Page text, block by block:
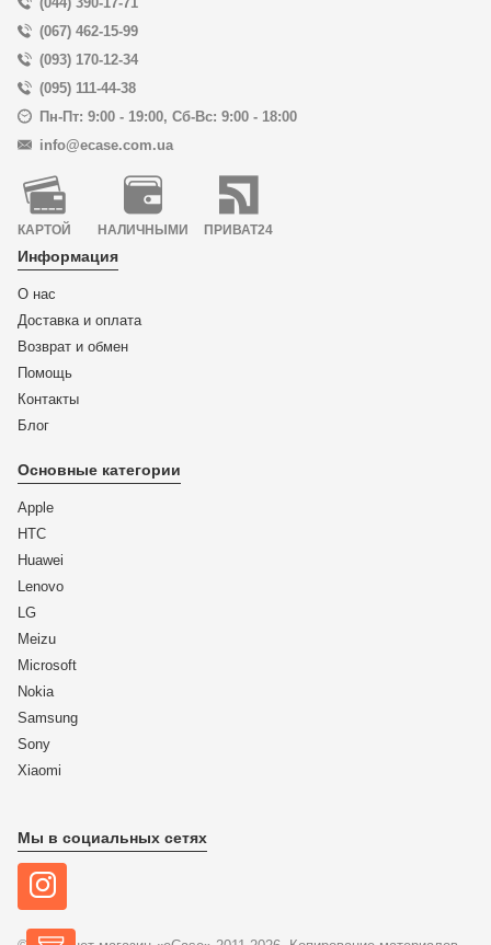
(067) 462-15-99
(093) 170-12-34
(095) 111-44-38
Пн-Пт: 9:00 - 19:00, Сб-Вс: 9:00 - 18:00
info@ecase.com.ua
КАРТОЙ НАЛИЧНЫМИ ПРИВАТ24
Информация
О нас
Доставка и оплата
Возврат и обмен
Помощь
Контакты
Блог
Основные категории
Apple
HTC
Huawei
Lenovo
LG
Meizu
Microsoft
Nokia
Samsung
Sony
Xiaomi
Мы в социальных сетях